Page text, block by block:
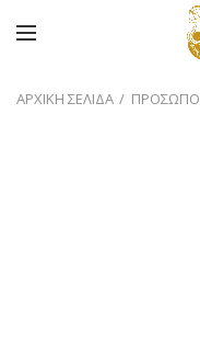
ΑΡΧΙΚΉ ΣΕΛΊΔΑ ΠΡΟΣΩΠΟ